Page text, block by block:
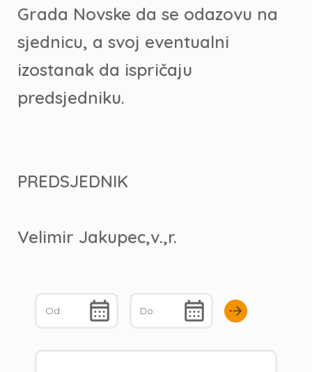
Grada Novske da se odazovu na
sjednicu, a svoj eventualni
izostanak da ispričaju
predsjedniku.
PREDSJEDNIK
Velimir Jakupec,v.,r.